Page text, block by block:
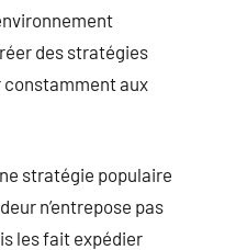
des stratégies
constamment aux
stratégie populaire
n’entrepose pas
les fait expédier